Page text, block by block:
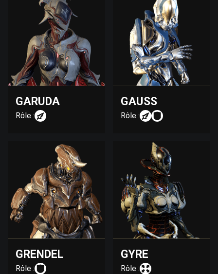
GARUDA
Rôle :
GAUSS
Rôle :
GRENDEL
Rôle :
GYRE
Rôle :